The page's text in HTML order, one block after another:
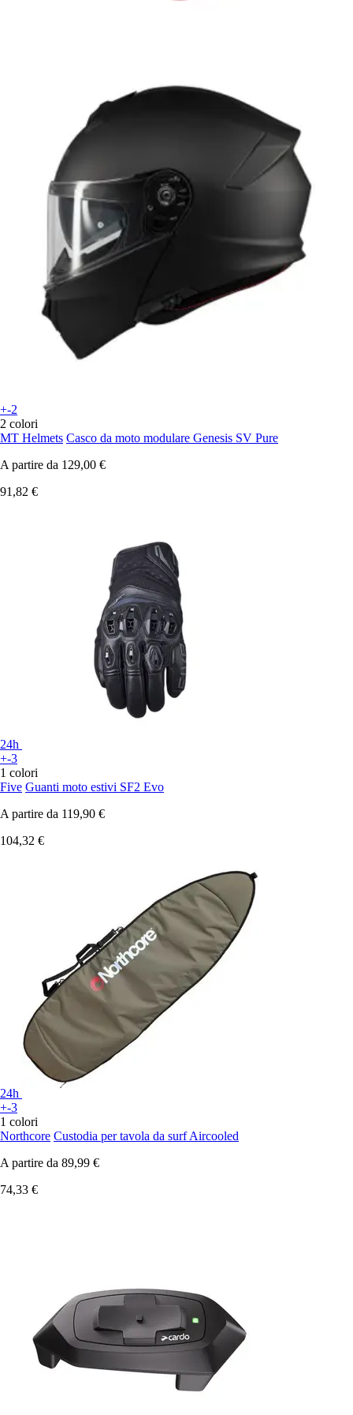
+-2
2 colori
MT Helmets Casco da moto modulare Genesis SV Pure
A partire da 129,00 €
91,82 €
24h
+-3
1 colori
Five Guanti moto estivi SF2 Evo
A partire da 119,90 €
104,32 €
24h
+-3
1 colori
Northcore Custodia per tavola da surf Aircooled
A partire da 89,99 €
74,33 €